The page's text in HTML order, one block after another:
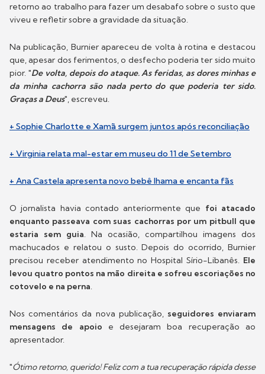
retorno ao trabalho para fazer um desabafo sobre o susto que
viveu e refletir sobre a gravidade da situação.
Na publicação, Burnier apareceu de volta à rotina e destacou
que, apesar dos ferimentos, o desfecho poderia ter sido muito
pior. "De volta, depois do ataque. As feridas, as dores minhas e
da minha cachorra são nada perto do que poderia ter sido.
Graças a Deus", escreveu.
+ Sophie Charlotte e Xamã surgem juntos após reconciliação
+ Virginia relata mal-estar em museu do 11 de Setembro
+ Ana Castela apresenta novo bebê lhama e encanta fãs
O jornalista havia contado anteriormente que foi atacado
enquanto passeava com suas cachorras por um pitbull que
estaria sem guia. Na ocasião, compartilhou imagens dos
machucados e relatou o susto. Depois do ocorrido, Burnier
precisou receber atendimento no Hospital Sírio-Libanês. Ele
levou quatro pontos na mão direita e sofreu escoriações no
cotovelo e na perna.
Nos comentários da nova publicação,seguidores enviaram
mensagens de apoio e desejaram boa recuperação ao
apresentador.
"Ótimo retorno, querido! Feliz com a tua recuperação rápida desse